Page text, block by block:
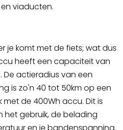
viaducten.
je komt met de fiets; wat dus
heeft een capaciteit van
De actieradius van een
is zo'n 40 tot 50km op een
de 400Wh accu. Dit is
het gebruik, de belading